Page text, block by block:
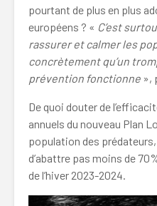
pourtant de plus en plus
européens ? « C’est
rassurer et calmer les
concrètement qu’un
prévention fonctionne »,
De quoi douter de
annuels du nouveau Plan
population des
d’abattre pas moins de
de l’hiver 2023-2024.